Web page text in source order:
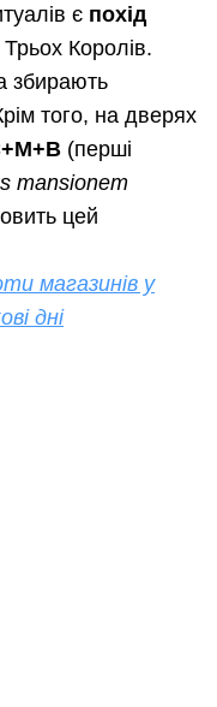
є похід
Королів.
збирають
того, на дверях
(перші
mansionem
цей
магазинів у
дні